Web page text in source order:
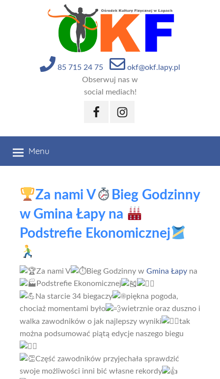
85 715 24 75
okf@okf.lapy.pl
Obserwuj nas w
social mediach!
FacebookInstagram
Menu
Za nami V
Bieg Godzinny
w Gmina Łapy na
Podstrefie Ekonomicznej
Za nami V Bieg Godzinny w Gmina Łapy na
Podstrefie Ekonomicznej
Na starcie 34 biegaczy
piękna pogoda,
chociaż momentami było
wietrznie oraz duszno i
walka zawodników o jak najlepszy wyniki
tak
można podsumować piątą edycje naszego biegu
Część zawodników przyjechała sprawdzić
swoje możliwości inni bić własne rekordy